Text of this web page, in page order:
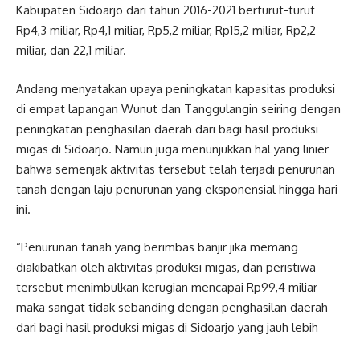
Kabupaten Sidoarjo dari tahun 2016-2021 berturut-turut
Rp4,3 miliar, Rp4,1 miliar, Rp5,2 miliar, Rp15,2 miliar, Rp2,2
miliar, dan 22,1 miliar.
Andang menyatakan upaya peningkatan kapasitas produksi
di empat lapangan Wunut dan Tanggulangin seiring dengan
peningkatan penghasilan daerah dari bagi hasil produksi
migas di Sidoarjo. Namun juga menunjukkan hal yang linier
bahwa semenjak aktivitas tersebut telah terjadi penurunan
tanah dengan laju penurunan yang eksponensial hingga hari
ini.
“Penurunan tanah yang berimbas banjir jika memang
diakibatkan oleh aktivitas produksi migas, dan peristiwa
tersebut menimbulkan kerugian mencapai Rp99,4 miliar
maka sangat tidak sebanding dengan penghasilan daerah
dari bagi hasil produksi migas di Sidoarjo yang jauh lebih